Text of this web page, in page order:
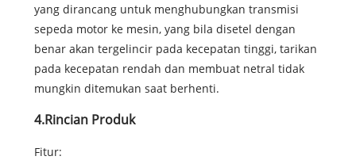
yang dirancang untuk menghubungkan transmisi
sepeda motor ke mesin, yang bila disetel dengan
benar akan tergelincir pada kecepatan tinggi, tarikan
pada kecepatan rendah dan membuat netral tidak
mungkin ditemukan saat berhenti.
4.Rincian Produk
Fitur: